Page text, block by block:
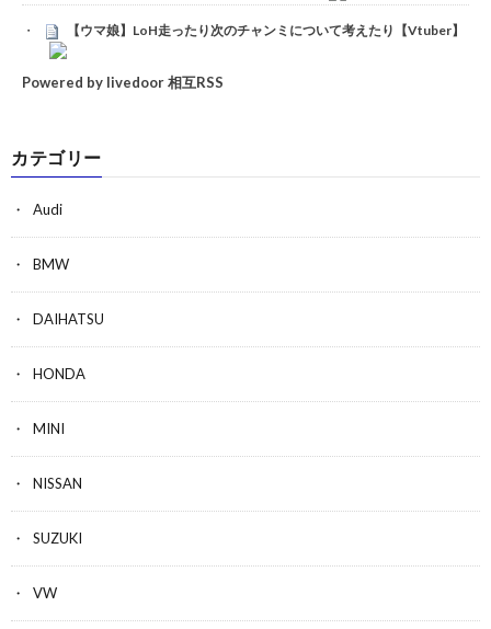
【ウマ娘】LoH走ったり次のチャンミについて考えたり【Vtuber】
Powered by livedoor 相互RSS
カテゴリー
Audi
BMW
DAIHATSU
HONDA
MINI
NISSAN
SUZUKI
VW